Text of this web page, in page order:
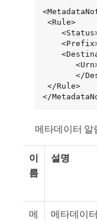
</
메타데이터 알
이
름
설명
메
메타데이